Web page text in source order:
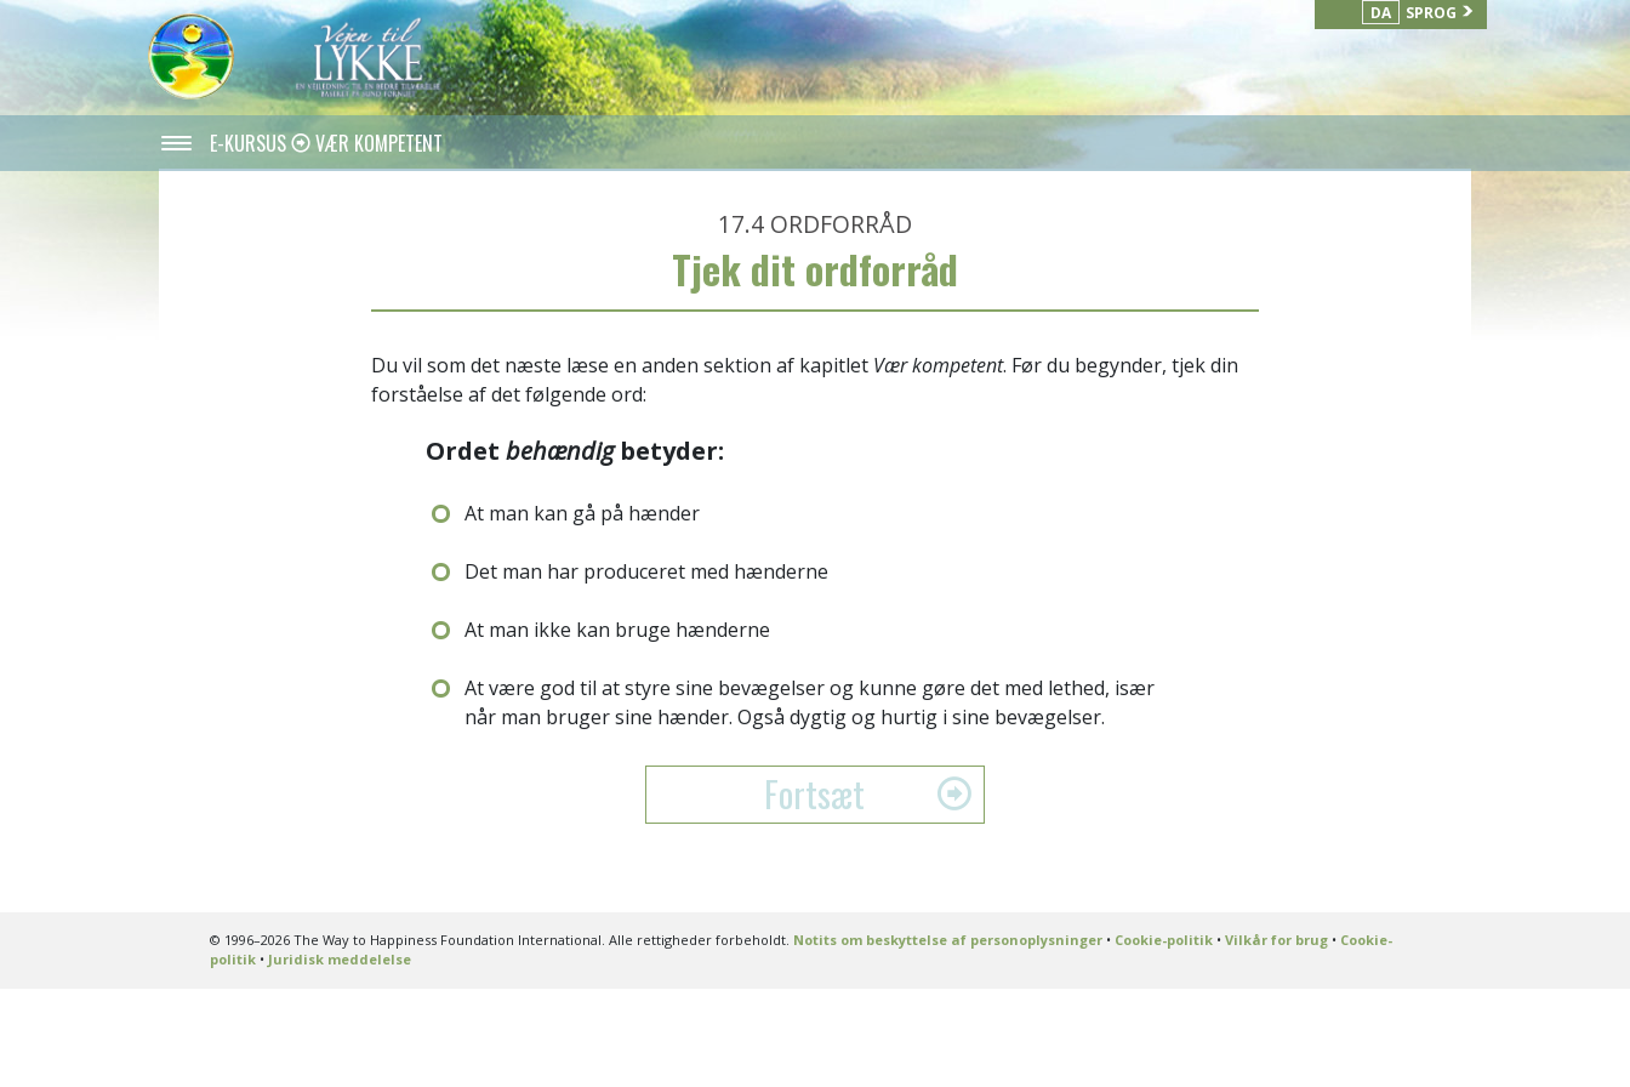
DA SPROG
E-KURSUS VÆR KOMPETENT
17.4 ORDFORRÅD
Tjek dit ordforråd
Du vil som det næste læse en anden sektion af kapitlet Vær kompetent. Før du begynder, tjek din
forståelse af det følgende ord:
Ordet behændigbetyder:
At man kan gå på hænder
Det man har produceret med hænderne
At man ikke kan bruge hænderne
At være god til at styre sine bevægelser og kunne gøre det med lethed, især
når man bruger sine hænder. Også dygtig og hurtig i sine bevægelser.
Fortsæt
© 1996–2026 The Way to Happiness Foundation International. Alle rettigheder forbeholdt. Notits om beskyttelse af personoplysninger• Cookie-politik• Vilkår for brug• Cookie-
politik• Juridisk meddelelse